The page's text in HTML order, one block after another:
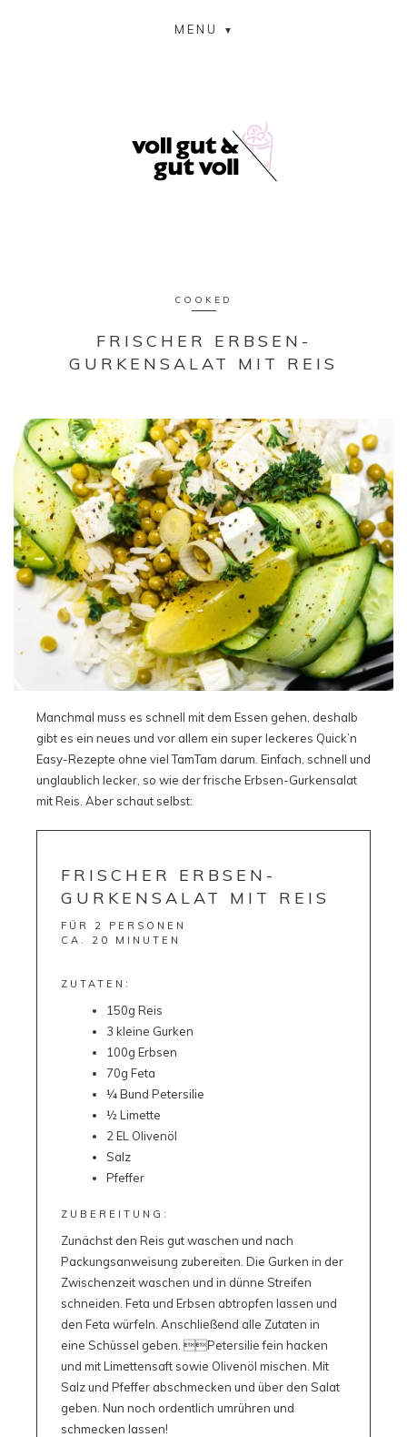
MENU
COOKED
FRISCHER ERBSEN-
GURKENSALAT MIT REIS
Manchmal muss es schnell mit dem Essen gehen, deshalb
gibt es ein neues und vor allem ein super leckeres Quick’n
Easy-Rezepte ohne viel TamTam darum. Einfach, schnell und
unglaublich lecker, so wie der frische Erbsen-Gurkensalat
mit Reis. Aber schaut selbst:
FRISCHER ERBSEN-
GURKENSALAT MIT REIS
FÜR 2 PERSONEN
CA. 20 MINUTEN
ZUTATEN:
150g Reis
3 kleine Gurken
100g Erbsen
70g Feta
¼ Bund Petersilie
½ Limette
2 EL Olivenöl
Salz
Pfeffer
ZUBEREITUNG:
Zunächst den Reis gut waschen und nach
Packungsanweisung zubereiten. Die Gurken in der
Zwischenzeit waschen und in dünne Streifen
schneiden. Feta und Erbsen abtropfen lassen und
den Feta würfeln. Anschließend alle Zutaten in
eine Schüssel geben. Petersilie fein hacken
und mit Limettensaft sowie Olivenöl mischen. Mit
Salz und Pfeffer abschmecken und über den Salat
geben. Nun noch ordentlich umrühren und
schmecken lassen!